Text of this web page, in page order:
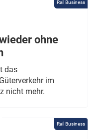
Rail Business
ohne
das
im
nicht mehr.
Rail Business